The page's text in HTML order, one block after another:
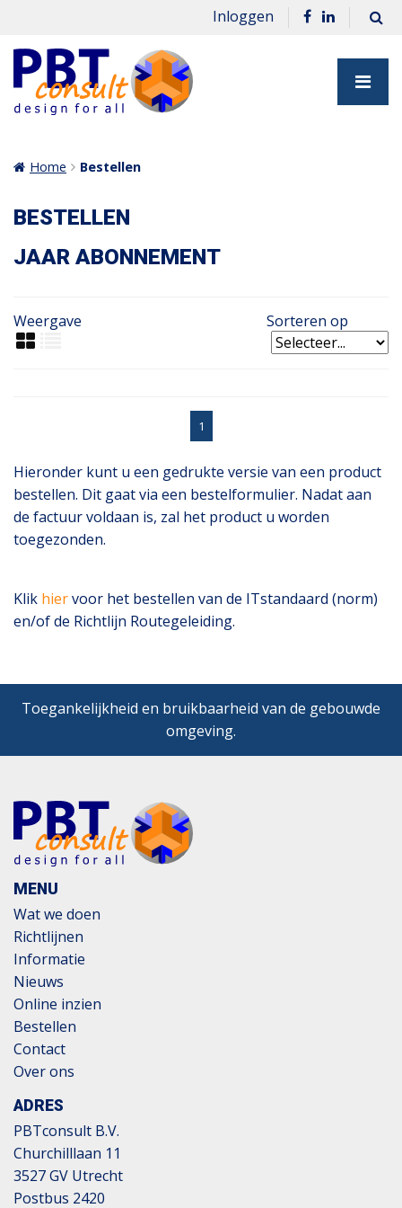
Inloggen
Home Bestellen
BESTELLEN
JAAR ABONNEMENT
Weergave Sorteren op
1
Hieronder kunt u een gedrukte versie van een product
bestellen. Dit gaat via een bestelformulier. Nadat aan
de factuur voldaan is, zal het product u worden
toegezonden.
Klik hiervoor het bestellen van de ITstandaard (norm)
en/of de Richtlijn Routegeleiding.
Toegankelijkheid en bruikbaarheid van de gebouwde
omgeving.
MENU
Wat we doen
Richtlijnen
Informatie
Nieuws
Online inzien
Bestellen
Contact
Over ons
ADRES
PBTconsult B.V.
Churchilllaan 11
3527 GV Utrecht
Postbus 2420